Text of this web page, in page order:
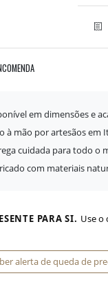
em dimensões e
à mão por artesãos em
cuidada para todo o
com materiais
PARA SI. Use o
alerta de queda de